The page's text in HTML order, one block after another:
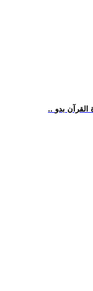
القرآن بدو